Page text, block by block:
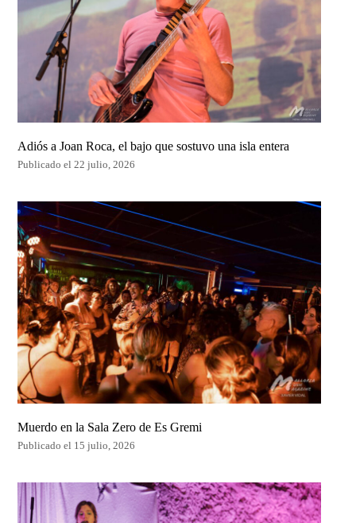
Adiós a Joan Roca, el bajo que sostuvo una isla entera
Publicado el 22 julio, 2026
Muerdo en la Sala Zero de Es Gremi
Publicado el 15 julio, 2026